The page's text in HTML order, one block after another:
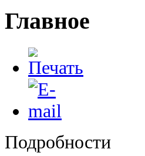
Главное
Подробности